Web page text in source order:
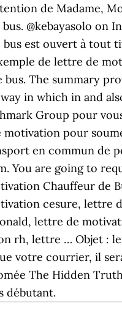
de Madame,
@kebayasolo on
est ouvert à
de lettre de
The summary
in which in and
Group pour
pour
en commun de
You are going to
Chauffeur de
cesure, lettre
lettre de
rh, lettre … Objet :
votre courrier, il
The Hidden
débutant.